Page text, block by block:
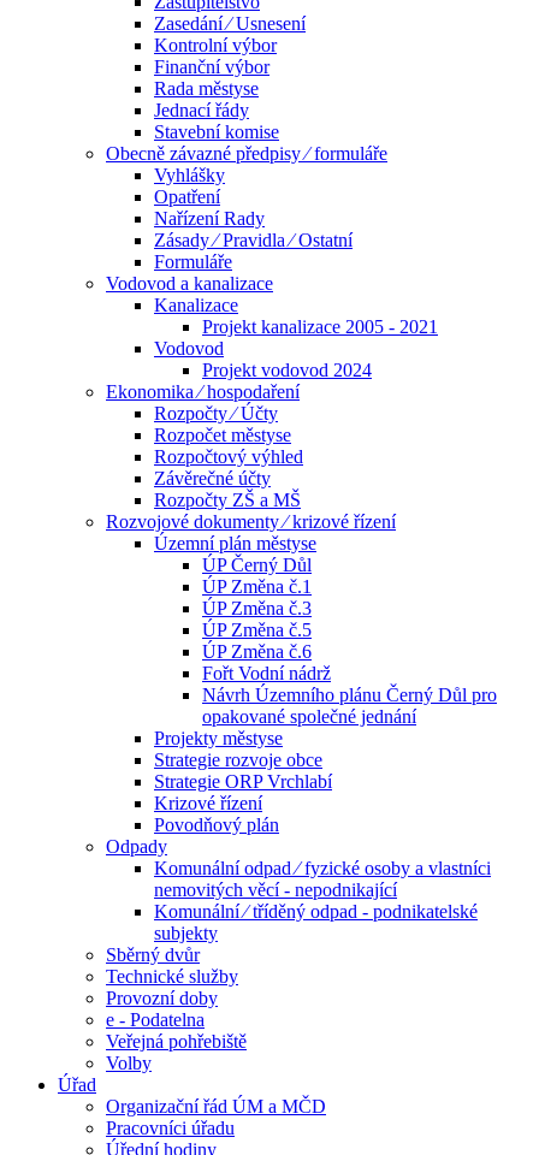
Zasedání ⁄ Usnesení
Kontrolní výbor
Finanční výbor
Rada městyse
Jednací řády
Stavební komise
Obecně závazné předpisy ⁄ formuláře
Vyhlášky
Opatření
Nařízení Rady
Zásady ⁄ Pravidla ⁄ Ostatní
Formuláře
Vodovod a kanalizace
Kanalizace
Projekt kanalizace 2005 - 2021
Vodovod
Projekt vodovod 2024
Ekonomika ⁄ hospodaření
Rozpočty ⁄ Účty
Rozpočet městyse
Rozpočtový výhled
Závěrečné účty
Rozpočty ZŠ a MŠ
Rozvojové dokumenty ⁄ krizové řízení
Územní plán městyse
ÚP Černý Důl
ÚP Změna č.1
ÚP Změna č.3
ÚP Změna č.5
ÚP Změna č.6
Fořt Vodní nádrž
Návrh Územního plánu Černý Důl pro
opakované společné jednání
Projekty městyse
Strategie rozvoje obce
Strategie ORP Vrchlabí
Krizové řízení
Povodňový plán
Odpady
Komunální odpad ⁄ fyzické osoby a vlastníci
nemovitých věcí - nepodnikající
Komunální ⁄ tříděný odpad - podnikatelské
subjekty
Sběrný dvůr
Technické služby
Provozní doby
e - Podatelna
Veřejná pohřebiště
Volby
Úřad
Organizační řád ÚM a MČD
Pracovníci úřadu
Úřední hodiny